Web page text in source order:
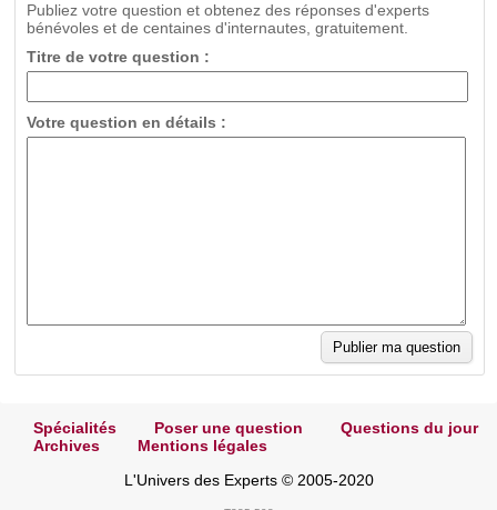
Publiez votre question et obtenez des réponses d'experts
bénévoles et de centaines d'internautes, gratuitement.
Titre de votre question :
Votre question en détails :
Spécialités Poser une question
Questions du jour
Archives
Mentions légales
L'Univers des Experts © 2005-2020